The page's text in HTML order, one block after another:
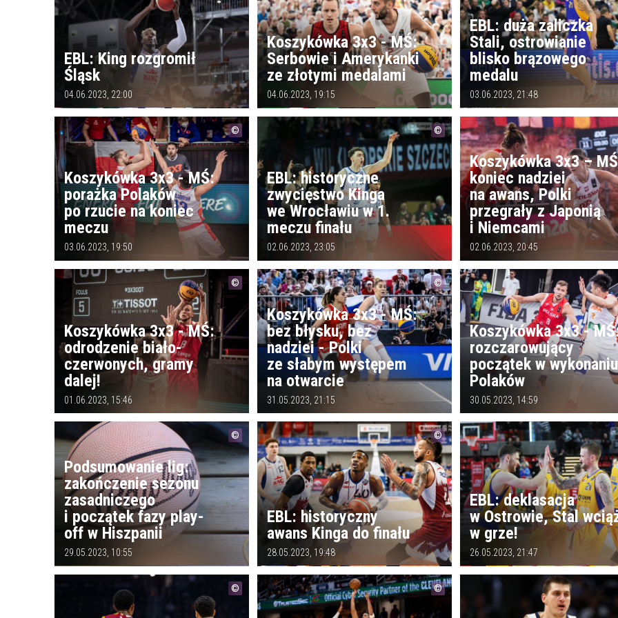
EBL: King rozgromił
Śląsk
04.06.2023, 22:00
Koszykówka 3x3 - MŚ:
Serbowie i Amerykanki
ze złotymi medalami
04.06.2023, 19:15
EBL: duża zaliczka
Stali, ostrowianie
blisko brązowego
medalu
03.06.2023, 21:48
Koszykówka 3x3 - MŚ:
porażka Polaków
po rzucie na koniec
meczu
03.06.2023, 19:50
EBL: historyczne
zwycięstwo Kinga
we Wrocławiu w 1.
meczu finału
02.06.2023, 23:05
Koszykówka 3x3 –
koniec nadziei
na awans, Polki
przegrały z Japonią
i Niemcami
02.06.2023, 20:45
Koszykówka 3x3 - MŚ:
odrodzenie biało-
czerwonych, gramy
dalej!
01.06.2023, 15:46
Koszykówka 3x3 - MŚ:
bez błysku, bez
nadziei - Polki
ze słabym występem
na otwarcie
31.05.2023, 21:15
Koszykówka 3x3 -
rozczarowujący
początek w wykonaniu
Polaków
30.05.2023, 14:59
Podsumowanie lig:
zakończenie sezonu
zasadniczego
i początek fazy play-
off w Hiszpanii
29.05.2023, 10:55
EBL: historyczny
awans Kinga do finału
28.05.2023, 19:48
EBL: deklasacja
w Ostrowie, Stal
w grze!
26.05.2023, 21:47